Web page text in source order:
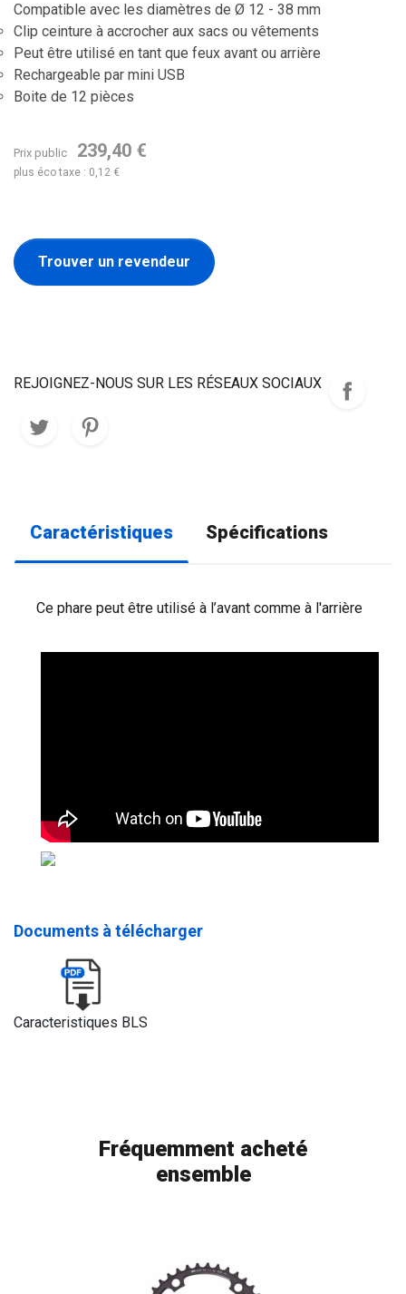
Compatible avec les diamètres de Ø 12 - 38 mm
Clip ceinture à accrocher aux sacs ou vêtements
Peut être utilisé en tant que feux avant ou arrière
Rechargeable par mini USB
Boite de 12 pièces
Prix public 239,40 €
plus éco taxe : 0,12 €
Trouver un revendeur
REJOIGNEZ-NOUS SUR LES RÉSEAUX SOCIAUX
Caractéristiques Spécifications
Ce phare peut être utilisé à l’avant comme à l'arrière
Documents à télécharger
Caracteristiques BLS
Fréquemment acheté
ensemble